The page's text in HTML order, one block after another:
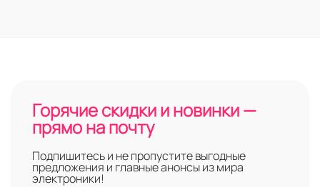
Горячие скидки и новинки —
прямо на почту
Подпишитесь и не пропустите выгодные
предложения и главные анонсы из мира
электроники!